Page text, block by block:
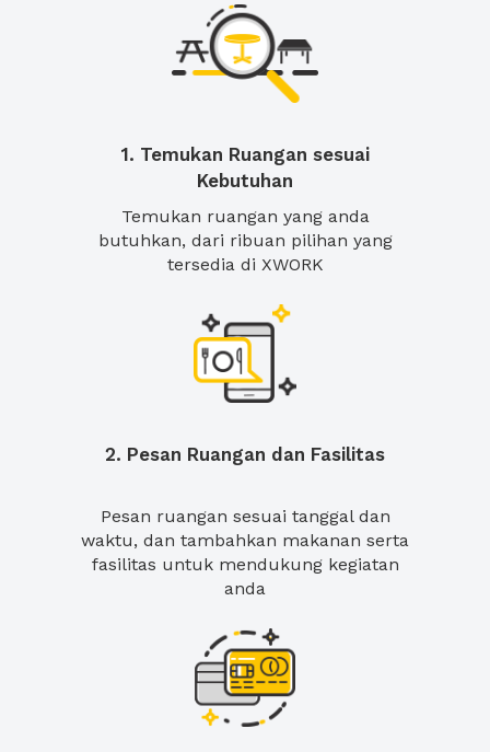
1. Temukan Ruangan sesuai
Kebutuhan
Temukan ruangan yang anda
butuhkan, dari ribuan pilihan yang
tersedia di XWORK
2. Pesan Ruangan dan Fasilitas
Pesan ruangan sesuai tanggal dan
waktu, dan tambahkan makanan serta
fasilitas untuk mendukung kegiatan
anda